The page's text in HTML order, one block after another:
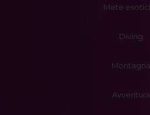
Mete
Diving
Montagna
Avventura